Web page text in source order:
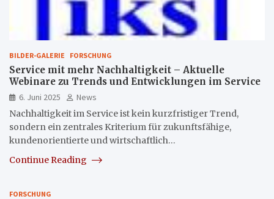
BILDER-GALERIE FORSCHUNG
Service mit mehr Nachhaltigkeit – Aktuelle
Webinare zu Trends und Entwicklungen im Service
6. Juni 2025
News
Nachhaltigkeit im Service ist kein kurzfristiger Trend,
sondern ein zentrales Kriterium für zukunftsfähige,
kundenorientierte und wirtschaftlich…
Continue Reading
FORSCHUNG